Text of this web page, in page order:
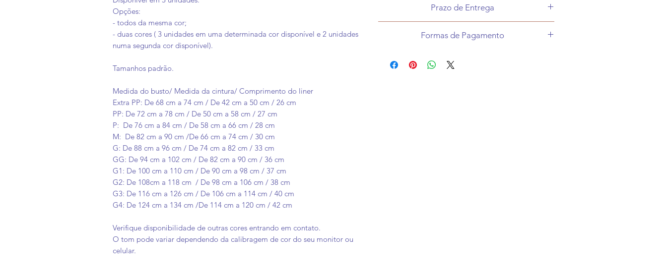
Opções:
- todos da mesma cor;
- duas cores ( 3 unidades em uma determinada cor disponível e 2 unidades
numa segunda cor disponível).
Tamanhos padrão.
Medida do busto/ Medida da cintura/ Comprimento do liner
Extra PP: De 68 cm a 74 cm / De 42 cm a 50 cm / 26 cm
PP: De 72 cm a 78 cm / De 50 cm a 58 cm / 27 cm
P: De 76 cm a 84 cm / De 58 cm a 66 cm / 28 cm
M: De 82 cm a 90 cm /De 66 cm a 74 cm / 30 cm
G: De 88 cm a 96 cm / De 74 cm a 82 cm / 33 cm
GG: De 94 cm a 102 cm / De 82 cm a 90 cm / 36 cm
G1: De 100 cm a 110 cm / De 90 cm a 98 cm / 37 cm
G2: De 108cm a 118 cm / De 98 cm a 106 cm / 38 cm
G3: De 116 cm a 126 cm / De 106 cm a 114 cm / 40 cm
G4: De 124 cm a 134 cm /De 114 cm a 120 cm / 42 cm
Verifique disponibilidade de outras cores entrando em contato.
O tom pode variar dependendo da calibragem de cor do seu monitor ou
celular.
Prazo de Entrega
do atelier.
pagamento.
O prazo informado na opção de escolha do frete se
Formas de Pagamento
informações para pagamento):